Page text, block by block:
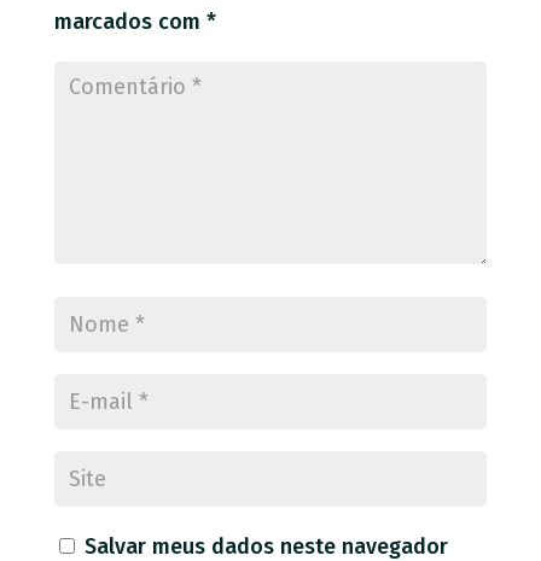
marcados com *
Salvar meus dados neste navegador